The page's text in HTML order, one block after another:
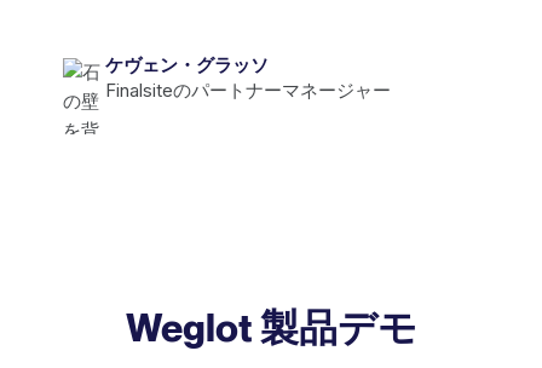
ケヴェン・グラッソ
Finalsiteのパートナーマネージャー
Weglot 製品デモ